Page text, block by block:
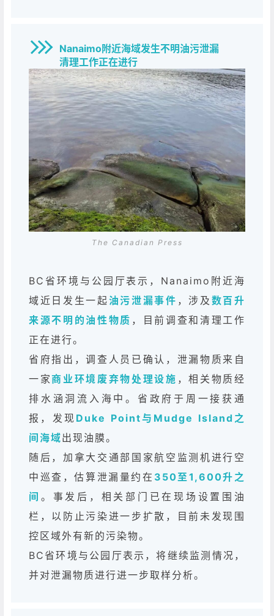
Nanaimo附近海域发生不明油污泄漏
清理工作正在进行
The Canadian Press
BC省环境与公园厅表示，Nanaimo附近海
域近日发生一起油污泄漏事件 ，涉及 数百升
来源不明的油性物质 ，目前调查和清理工作
正在进行。
省府指出，调查人员已确认，泄漏物质来自
一家商业环境废弃物处理设施 ，相关物质经
排水涵洞流入海中。省政府于周一接获通
报，发现 Duke Point与Mudge Island之
间海域出现油膜。
随后，加拿大交通部国家航空监测机进行空
中巡查，估算泄漏量约在 350至1,600升之
间 。事发后，相关部门已在现场设置围油
栏，以防止污染进一步扩散，目前未发现围
控区域外有新的污染物。
BC省环境与公园厅表示，将继续监测情况，
并对泄漏物质进行进一步取样分析。